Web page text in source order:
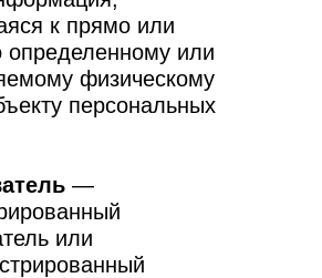
к прямо или
определенному или
физическому
персональных
—
или